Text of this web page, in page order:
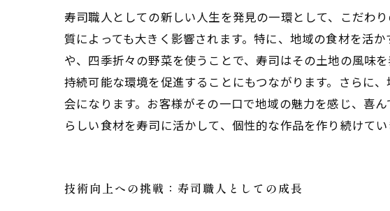
寿司職人としての新しい人生を発見の一環として、こだわ
質によっても大きく影響されます。特に、地域の食材を活
や、四季折々の野菜を使うことで、寿司はその土地の風味
持続可能な環境を促進することにもつながります。さらに
会になります。お客様がその一口で地域の魅力を感じ、喜
らしい食材を寿司に活かして、個性的な作品を作り続けてい
技術向上への挑戦：寿司職人としての成長